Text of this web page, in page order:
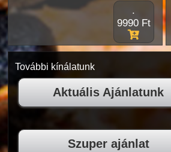
.
9990 Ft
További kínálatunk
Aktuális Ajánlatunk
Szuper ajánlat